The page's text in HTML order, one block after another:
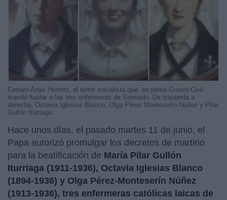
Genaro Arias Herrero, el terror socialista que, en plena Guerra Civil
mandó fusilar a las tres enfermeras de Somiedo. De izquierda a
derecha, Octavia Iglesias Blanco, Olga Pérez Monteserín Núñez y Pilar
Gullón Iturriaga
Hace unos días, el pasado martes 11 de junio, el
Papa autorizó promulgar los decretos de martirio
para la beatificación de María Pilar Gullón
Iturriaga (1911-1936), Octavia Iglesias Blanco
(1894-1936) y Olga Pérez-Monteserín Núñez
(1913-1936), tres enfermeras católicas laicas de